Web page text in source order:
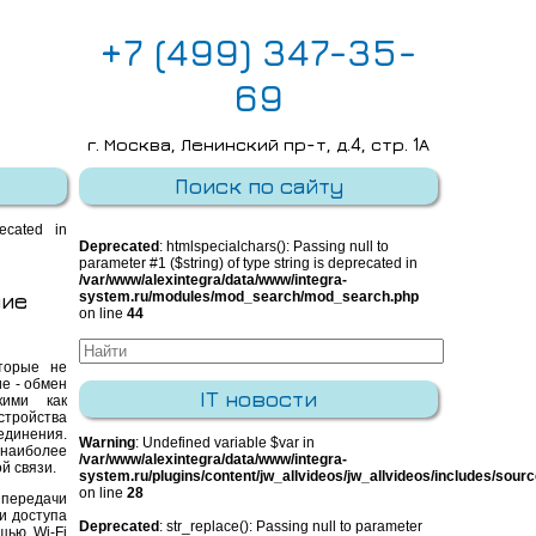
+7 (499) 347-35-
69
г. Москва, Ленинский пр-т, д.4, стр. 1А
E-mail:info@integra-system.ru
in
не
- обмен
как
связи.
доступа
Wi-Fi
Поиск по сайту
Deprecated : htmlspecialchars(): Passing null to
parameter #1 ($string) of type string is deprecated in
/var/www/alexintegra/data/www/integra-
system.ru/modules/mod_search/mod_search.php
on line 44
IT новости
Warning: Undefined variable $var in
/var/www/alexintegra/data/www/integra-
system.ru/plugins/content/jw_allvideos/jw_allvideos/includes/
on line 28
Deprecated : str_replace(): Passing null to parameter